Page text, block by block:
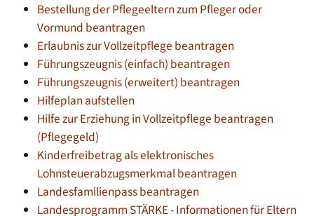
Bestellung der Pflegeeltern zum Pfleger oder
Vormund beantragen
Erlaubnis zur Vollzeitpflege beantragen
Führungszeugnis (einfach) beantragen
Führungszeugnis (erweitert) beantragen
Hilfeplan aufstellen
Hilfe zur Erziehung in Vollzeitpflege beantragen
(Pflegegeld)
Kinderfreibetrag als elektronisches
Lohnsteuerabzugsmerkmal beantragen
Landesfamilienpass beantragen
Landesprogramm STÄRKE - Informationen für Eltern